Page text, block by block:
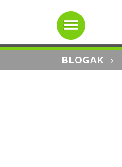
BLOGAK ›